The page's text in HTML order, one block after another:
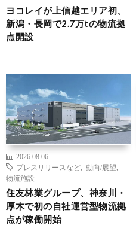
ヨコレイが上信越エリア初、
新潟・長岡で2.7万tの物流拠
点開設
2026.08.06
プレスリリースなど
動向/展望
物流施設
住友林業グループ、神奈川・
厚木で初の自社運営型物流拠
点が稼働開始